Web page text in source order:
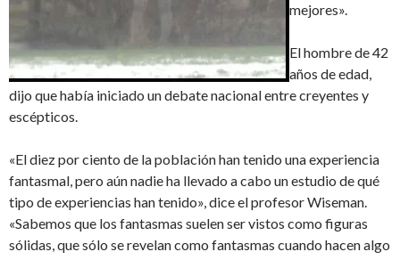
mejores».
El hombre de 42
años de edad,
dijo que había iniciado un debate nacional entre creyentes y
escépticos.
«El diez por ciento de la población han tenido una experiencia
fantasmal, pero aún nadie ha llevado a cabo un estudio de qué
tipo de experiencias han tenido», dice el profesor Wiseman.
«Sabemos que los fantasmas suelen ser vistos como figuras
sólidas, que sólo se revelan como fantasmas cuando hacen algo